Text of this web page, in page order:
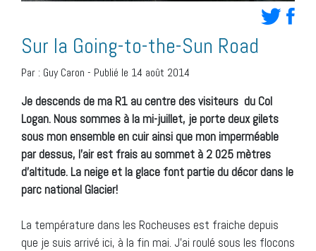
Sur la Going-to-the-Sun Road
Par : Guy Caron - Publié le 14 août 2014
Je descends de ma R1 au centre des visiteurs du Col
Logan. Nous sommes à la mi-juillet, je porte deux gilets
sous mon ensemble en cuir ainsi que mon imperméable
par dessus, l’air est frais au sommet à 2 025 mètres
d’altitude. La neige et la glace font partie du décor dans le
parc national Glacier!
La température dans les Rocheuses est fraiche depuis
que je suis arrivé ici, à la fin mai. J’ai roulé sous les flocons